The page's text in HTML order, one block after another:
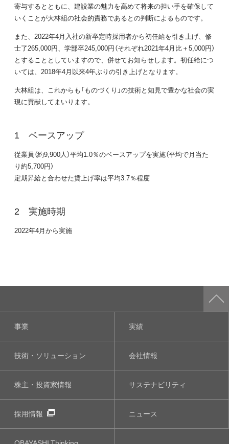
寄与するとともに、建設業の魅力を高めて将来の担い手を確保して
いくことが大林組の社会的責務であるとの判断によるものです。
また、2022年4月入社の新卒定時採用者から初任給を引き上げ、修
士了265,000円、学部卒245,000円（それぞれ2021年4月比＋5,000円）
とすることとしていますので、併せてお知らせします。初任給につ
いては、2018年4月以来4年ぶりの引き上げとなります。
大林組は、これからも「ものづくり」の技術と知見で豊かな社会の実
現に貢献してまいります。
ベースアップ
従業員（約9,900人）平均1.0％のベースアップを実施（平均で月当た
り約5,700円）
定期昇給と合わせた賃上げ率は平均3.7％程度
実施時期
2022年4月から実施
事業 実績
技術・ソリューション 会社情報
株主・投資家情報 サステナビリティ
採用情報 ニュース